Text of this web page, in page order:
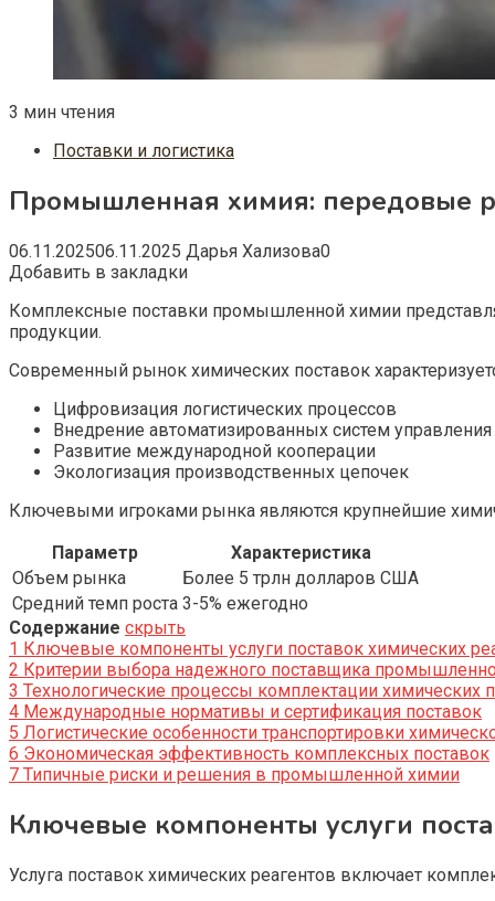
3 мин чтения
Поставки и логистика
Промышленная химия: передовые
06.11.202506.11.2025 Дарья Хализова0
Добавить в закладки
Комплексные поставки промышленной химии
продукции.
Современный рынок химических поставок
Цифровизация логистических процессов
Внедрение автоматизированных систем управления
Развитие международной кооперации
Экологизация производственных цепочек
Ключевыми игроками рынка являются крупнейшие
Параметр
Характеристика
Объем рынка
Более 5 трлн долларов США
Средний темп роста 3-5% ежегодно
Содержание скрыть
1 Ключевые компоненты услуги поставок химических
2 Критерии выбора надежного поставщика
3 Технологические процессы комплектации химических
4 Международные нормативы и сертификация поставок
5 Логистические особенности транспортировки
6 Экономическая эффективность комплексных поставок
7 Типичные риски и решения в промышленной химии
Ключевые компоненты услуги
Услуга поставок химических реагентов включает